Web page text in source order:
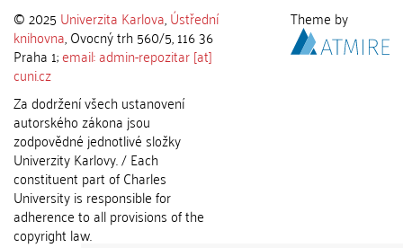
© 2025 Univerzita Karlova,Ústřední
knihovna, Ovocný trh 560/5, 116 36
Praha 1;email: admin-repozitar [at]
cuni.cz
Za dodržení všech ustanovení
autorského zákona jsou
zodpovědné jednotlivé složky
Univerzity Karlovy. / Each
constituent part of Charles
University is responsible for
adherence to all provisions of the
copyright law.
Theme by